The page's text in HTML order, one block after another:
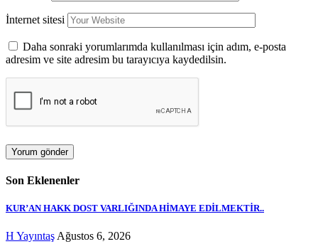
İnternet sitesi
Daha sonraki yorumlarımda kullanılması için adım, e-posta
adresim ve site adresim bu tarayıcıya kaydedilsin.
Son Eklenenler
KUR’AN HAKK DOST VARLIĞINDA HİMAYE EDİLMEKTİR..
H Yayıntaş Ağustos 6, 2026